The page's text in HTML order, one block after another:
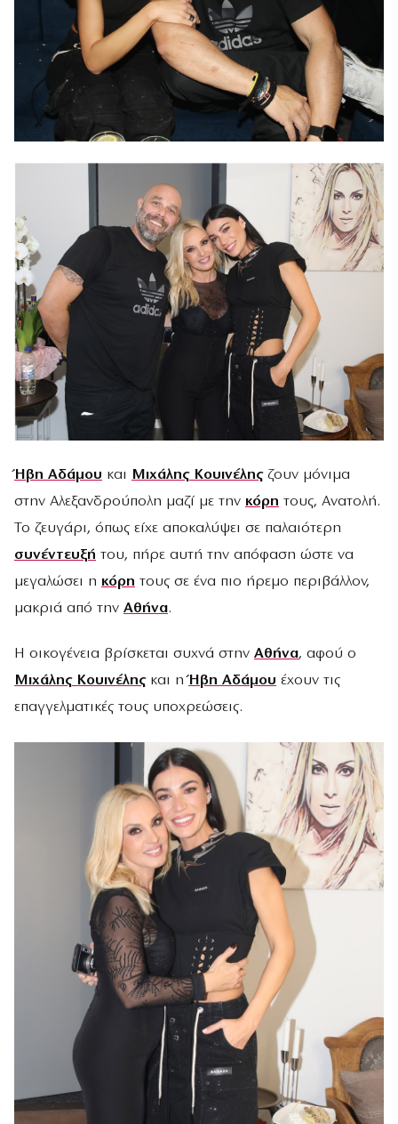
Ήβη Αδάμου και Μιχάλης Κουινέληςζουν μόνιμα
στην Αλεξανδρούπολη μαζί με την κόρη τους, Ανατολή.
Το ζευγάρι, όπως είχε αποκαλύψει σε παλαιότερη
συνέντευξή του, πήρε αυτή την απόφαση ώστε να
μεγαλώσει η κόρη τους σε ένα πιο ήρεμο περιβάλλον,
μακριά από την Αθήνα.
Η οικογένεια βρίσκεται συχνά στην Αθήνα, αφού ο
Μιχάλης Κουινέληςκαι ηΉβη Αδάμου έχουν τις
επαγγελματικές τους υποχρεώσεις.